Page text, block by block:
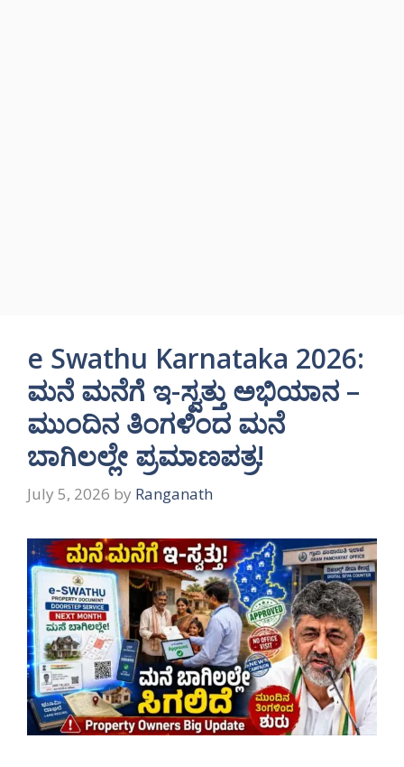
e Swathu Karnataka 2026:
ಮನೆ ಮನೆಗೆ ಇ-ಸ್ವತ್ತು ಅಭಿಯಾನ –
ಮುಂದಿನ ತಿಂಗಳಿಂದ ಮನೆ
ಬಾಗಿಲಲ್ಲೇ ಪ್ರಮಾಣಪತ್ರ!
July 5, 2026 by Ranganath